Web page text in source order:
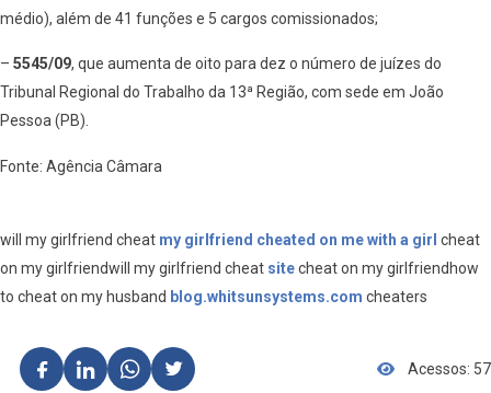
médio), além de 41 funções e 5 cargos comissionados;
– 5545/09, que aumenta de oito para dez o número de juízes do
Tribunal Regional do Trabalho da 13ª Região, com sede em João
Pessoa (PB).
Fonte: Agência Câmara
will my girlfriend cheat my girlfriend cheated on me with a girl cheat
on my girlfriendwill my girlfriend cheat sitecheat on my girlfriendhow
to cheat on my husband blog.whitsunsystems.com cheaters
Acessos: 57